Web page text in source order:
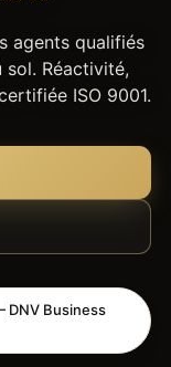
agents qualifiés
Réactivité,
ISO 9001.
Business